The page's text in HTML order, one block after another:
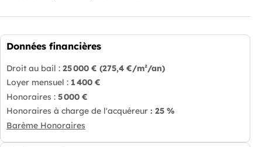
Données financières
Droit au bail : 25 000 € (275,4 €/m²/an)
Loyer mensuel : 1 400 €
Honoraires : 5 000 €
Honoraires à charge de l'acquéreur : 25 %
Barème Honoraires